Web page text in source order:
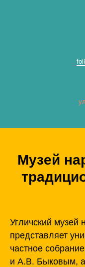
Музей
Угличский музей
представляет
частное
и А.В. Быковым,